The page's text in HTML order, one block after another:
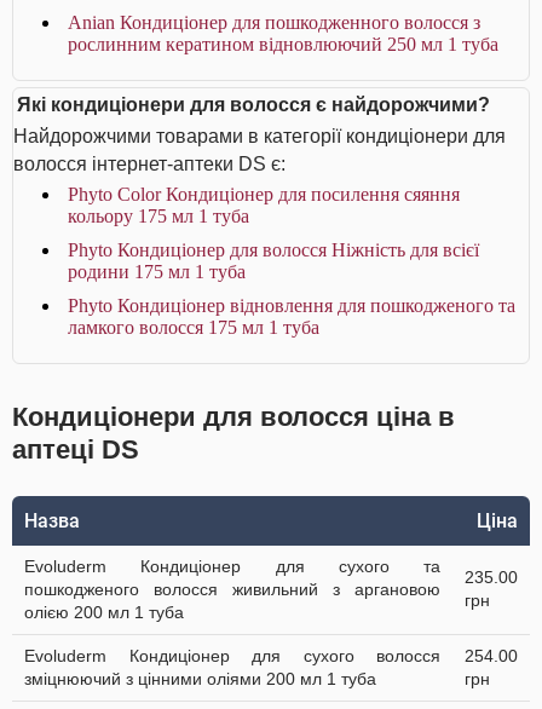
Anian Кондиціонер для пошкодженного волосся з
рослинним кератином відновлюючий 250 мл 1 туба
Які кондиціонери для волосся є найдорожчими?
Найдорожчими товарами в категорії кондиціонери для
волосся інтернет-аптеки DS є:
Phyto Color Кондиціонер для посилення сяяння
кольору 175 мл 1 туба
Phyto Кондиціонер для волосся Ніжність для всієї
родини 175 мл 1 туба
Phyto Кондиціонер відновлення для пошкодженого та
ламкого волосся 175 мл 1 туба
Кондиціонери для волосся ціна в
аптеці DS
Назва Ціна
Evoluderm Кондиціонер для сухого та
пошкодженого волосся живильний з аргановою
олією 200 мл 1 туба
235.00
грн
Evoluderm Кондиціонер для сухого волосся
зміцнюючий з цінними оліями 200 мл 1 туба
254.00
грн